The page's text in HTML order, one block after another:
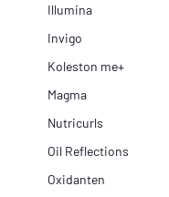
Illumina
Invigo
Koleston me+
Magma
Nutricurls
Oil Reflections
Oxidanten